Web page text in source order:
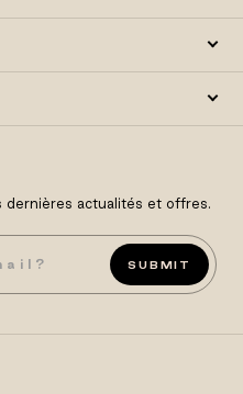
dernières actualités et offres.
SUBMIT